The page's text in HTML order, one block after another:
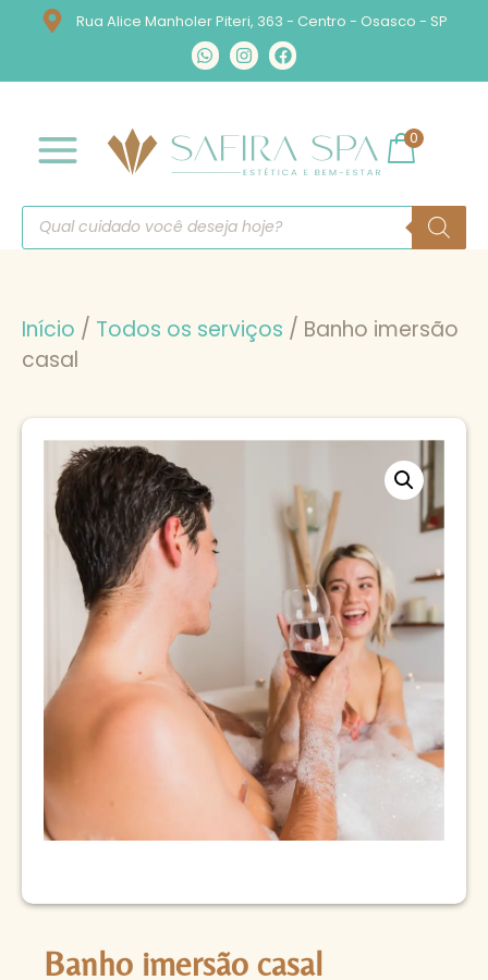
Rua Alice Manholer Piteri, 363 - Centro - Osasco - SP
0
Início / Todos os serviços / Banho imersão
casal
Banho imersão casal